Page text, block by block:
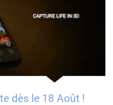
dès le 18 Août !